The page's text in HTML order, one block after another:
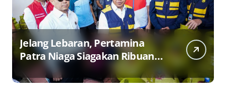
Jelang Lebaran, Pertamina
Patra Niaga Siagakan Ribuan
Agen dan Pangkalan LPG 3 Kg